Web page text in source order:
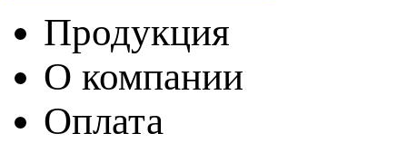
Продукция
О компании
Оплата